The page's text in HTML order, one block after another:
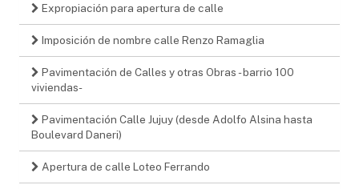
Expropiación para apertura de calle
Imposición de nombre calle Renzo Ramaglia
Pavimentación de Calles y otras Obras - barrio 100
viviendas-
Pavimentación Calle Jujuy (desde Adolfo Alsina hasta
Boulevard Daneri)
Apertura de calle Loteo Ferrando